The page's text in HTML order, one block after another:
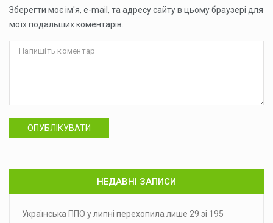
Зберегти моє ім'я, e-mail, та адресу сайту в цьому браузері для
моїх подальших коментарів.
ОПУБЛІКУВАТИ
НЕДАВНІ ЗАПИСИ
Українська ППО у липні перехопила лише 29 зі 195